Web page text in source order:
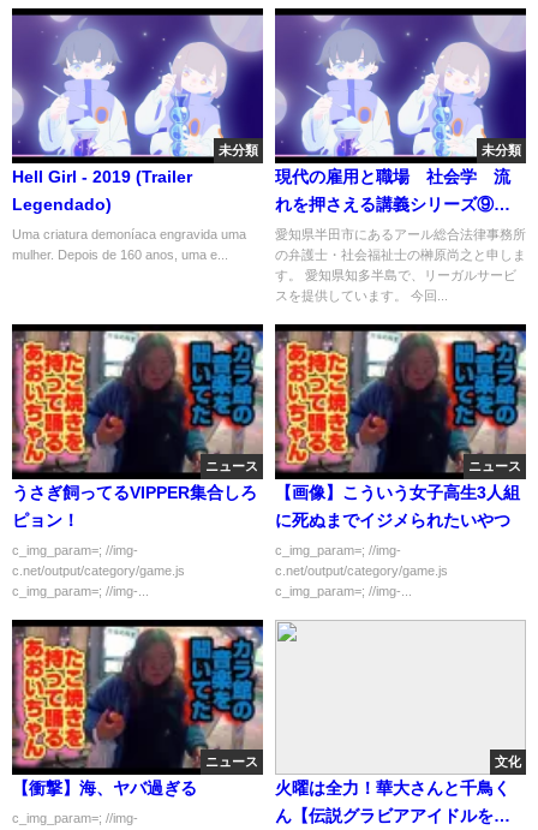
未分類
Hell Girl - 2019 (Trailer
Legendado)
Uma criatura demoníaca engravida uma
mulher. Depois de 160 anos, uma e...
未分類
現代の雇用と職場 社会学 流
れを押さえる講義シリーズ⑨
社会理論と社会システム
愛知県半田市にあるアール総合法律事務所
の弁護士・社会福祉士の榊原尚之と申しま
す。 愛知県知多半島で、リーガルサービ
スを提供しています。 今回...
ニュース
うさぎ飼ってるVIPPER集合しろ
ピョン！
c_img_param=; //img-
c.net/output/category/game.js
c_img_param=; //img-...
ニュース
【画像】こういう女子高生3人組
に死ぬまでイジメられたいやつ
c_img_param=; //img-
c.net/output/category/game.js
c_img_param=; //img-...
ニュース
【衝撃】海、ヤバ過ぎる
c_img_param=; //img-
文化
火曜は全力！華大さんと千鳥く
ん【伝説グラビアアイドルを大